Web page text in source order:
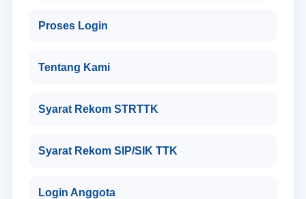
Proses Login
Tentang Kami
Syarat Rekom STRTTK
Syarat Rekom SIP/SIK TTK
Login Anggota